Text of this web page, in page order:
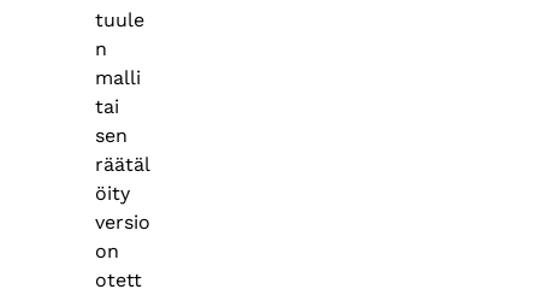
tuule
n
malli
tai
sen
räätäl
öity
versio
on
otett